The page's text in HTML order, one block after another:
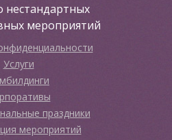
нестандартных
мероприятий
Услуги
праздники
мероприятий